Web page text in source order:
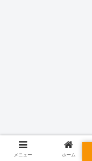
メニュー ホーム